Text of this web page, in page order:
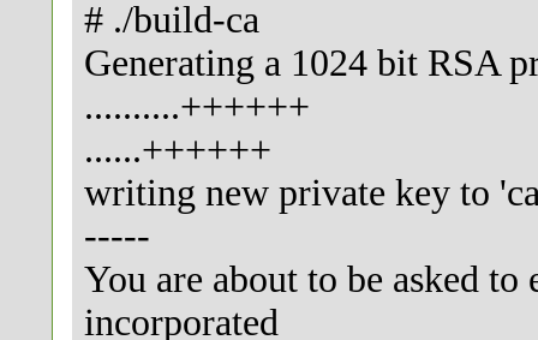
# ./build-ca
Generating a 1024 bit RSA
..........++++++
......++++++
writing new private key to
-----
You are about to be asked
incorporated